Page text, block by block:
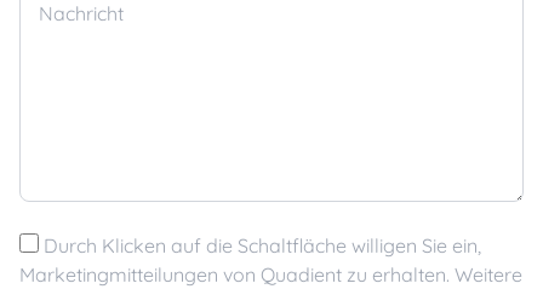
Nachricht
Durch Klicken auf die Schaltfläche willigen Sie ein,
Marketingmitteilungen von Quadient zu erhalten. Weitere